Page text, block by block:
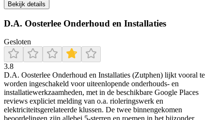
Bekijk details
D.A. Oosterlee Onderhoud en Installaties
Gesloten
3.8
D.A. Oosterlee Onderhoud en Installaties (Zutphen) lijkt vooral te
worden ingeschakeld voor uiteenlopende onderhouds- en
installatiewerkzaamheden, met in de beschikbare Google Places
reviews expliciet melding van o.a. rioleringswerk en
elektriciteitsgerelateerde klussen. De twee binnengekomen